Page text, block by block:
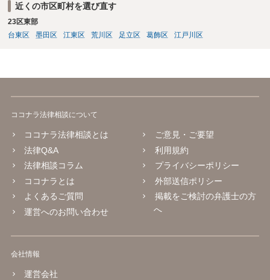
近くの市区町村を選び直す
23区東部
台東区
墨田区 江東区 荒川区 足立区 葛飾区 江戸川区
ココナラ法律相談について
ココナラ法律相談とは
法律Q&A
法律相談コラム
ココナラとは
よくあるご質問
運営へのお問い合わせ
ご意見・ご要望
利用規約
プライバシーポリシー
外部送信ポリシー
掲載をご検討の弁護士の方
へ
会社情報
運営会社